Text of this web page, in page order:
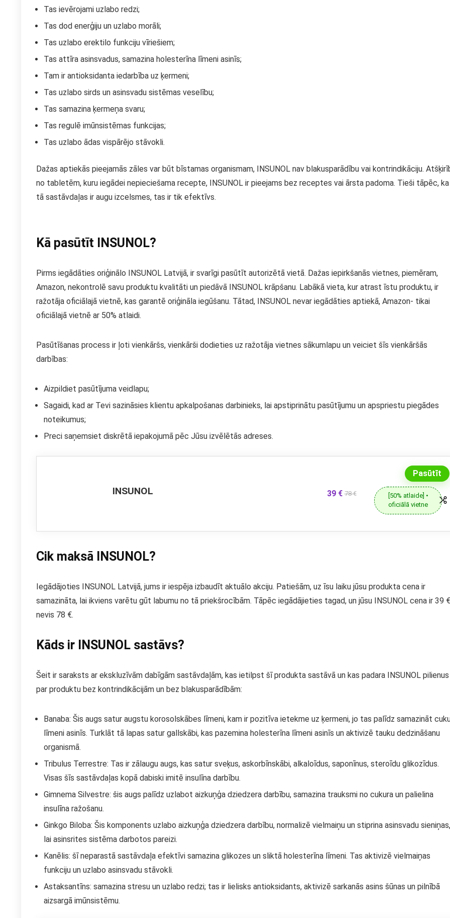
Tas ievērojami uzlabo redzi;
Tas dod enerģiju un uzlabo morāli;
Tas uzlabo erektilo funkciju vīriešiem;
Tas attīra asinsvadus, samazina holesterīna līmeni asinīs;
Tam ir antioksidanta iedarbība uz ķermeni;
Tas uzlabo sirds un asinsvadu sistēmas veselību;
Tas samazina ķermeņa svaru;
Tas regulē imūnsistēmas funkcijas;
Tas uzlabo ādas vispārējo stāvokli.
Dažas aptiekās pieejamās zāles var būt bīstamas organismam, INSUNOL nav blakusparādību vai kontrindikāciju.
no tabletēm, kuru iegādei nepieciešama recepte, INSUNOL ir pieejams bez receptes vai ārsta padoma. Tieši tāpēc, ka
tā sastāvdaļas ir augu izcelsmes, tas ir tik efektīvs.
Kā pasūtīt INSUNOL?
Pirms iegādāties oriģinālo INSUNOL Latvijā, ir svarīgi pasūtīt autorizētā vietā. Dažas iepirkšanās vietnes, piemēram,
Amazon, nekontrolē savu produktu kvalitāti un piedāvā INSUNOL krāpšanu. Labākā vieta, kur atrast īstu produktu, ir
ražotāja oficiālajā vietnē, kas garantē oriģināla iegūšanu. Tātad, INSUNOL nevar iegādāties aptiekā, Amazon- tikai
oficiālajā vietnē ar 50% atlaidi.
Pasūtīšanas process ir ļoti vienkāršs, vienkārši dodieties uz ražotāja vietnes sākumlapu un veiciet šīs vienkāršās
darbības:
Aizpildiet pasūtījuma veidlapu;
Sagaidi, kad ar Tevi sazināsies klientu apkalpošanas darbinieks, lai apstiprinātu pasūtījumu un apspriestu piegādes
noteikumus;
Preci saņemsiet diskrētā iepakojumā pēc Jūsu izvēlētās adreses.
INSUNOL 39 € 78 €
Pasūtīt
[50% atlaide] •
oficiālā vietne
Cik maksā INSUNOL?
Iegādājoties INSUNOL Latvijā, jums ir iespēja izbaudīt aktuālo akciju. Patiešām, uz īsu laiku jūsu produkta cena ir
samazināta, lai ikviens varētu gūt labumu no tā priekšrocībām. Tāpēc iegādājieties tagad, un jūsu INSUNOL cena ir 39
nevis 78 €.
Kāds ir INSUNOL sastāvs?
Šeit ir saraksts ar ekskluzīvām dabīgām sastāvdaļām, kas ietilpst šī produkta sastāvā un kas padara INSUNOL pilienus
par produktu bez kontrindikācijām un bez blakusparādībām:
Banaba: Šis augs satur augstu korosolskābes līmeni, kam ir pozitīva ietekme uz ķermeni, jo tas palīdz samazināt
līmeni asinīs. Turklāt tā lapas satur gallskābi, kas pazemina holesterīna līmeni asinīs un aktivizē tauku dedzināšanu
organismā.
Tribulus Terrestre: Tas ir zālaugu augs, kas satur sveķus, askorbīnskābi, alkaloīdus, saponīnus, steroīdu glikozīdus.
Visas šīs sastāvdaļas kopā dabiski imitē insulīna darbību.
Gimnema Silvestre: šis augs palīdz uzlabot aizkuņģa dziedzera darbību, samazina trauksmi no cukura un palielina
insulīna ražošanu.
Ginkgo Biloba: Šis komponents uzlabo aizkuņģa dziedzera darbību, normalizē vielmaiņu un stiprina asinsvadu sieniņas,
lai asinsrites sistēma darbotos pareizi.
Kanēlis: šī neparastā sastāvdaļa efektīvi samazina glikozes un sliktā holesterīna līmeni. Tas aktivizē vielmaiņas
funkciju un uzlabo asinsvadu stāvokli.
Astaksantīns: samazina stresu un uzlabo redzi; tas ir lielisks antioksidants, aktivizē sarkanās asins šūnas un pilnībā
aizsargā imūnsistēmu.